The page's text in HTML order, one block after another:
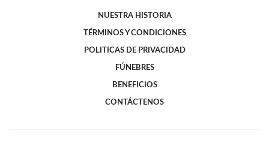
NUESTRA HISTORIA
TÉRMINOS Y CONDICIONES
POLITICAS DE PRIVACIDAD
FÚNEBRES
BENEFICIOS
CONTÁCTENOS